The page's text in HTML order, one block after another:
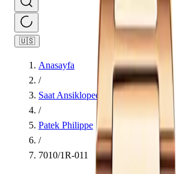
🇺🇸
Anasayfa
/
Saat Ansiklopedisi
/
Patek Philippe
/
7010/1R-011